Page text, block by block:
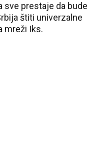
sve prestaje da bude
štiti univerzalne
mreži Iks.